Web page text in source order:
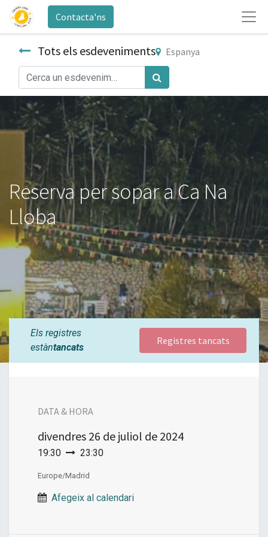
Contacta'ns
Tots els esdeveniments Espanya
Reserva per sopar a Ca Na
Lloba
Els registres
estàntancats
Registres tancats
DATA & HORA
divendres 26 de juliol de 2024
19:30 23:30
Europe/Madrid
Afegeix al calendari